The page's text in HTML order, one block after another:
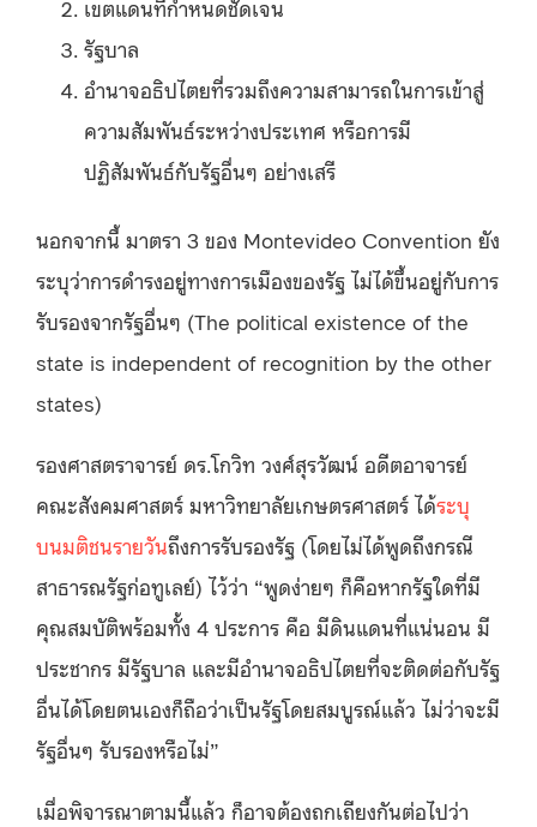
เขตแดนที่กำหนดชัดเจน
รัฐบาล
อำนาจอธิปไตยที่รวมถึงความสามารถในการเข้าสู่
ความสัมพันธ์ระหว่างประเทศ หรือการมี
ปฏิสัมพันธ์กับรัฐอื่นๆ อย่างเสรี
นอกจากนี้ มาตรา 3 ของ Montevideo Convention ยัง
ระบุว่าการดำรงอยู่ทางการเมืองของรัฐ ไม่ได้ขึ้นอยู่กับการ
รับรองจากรัฐอื่นๆ (The political existence of the
state is independent of recognition by the other
states)
รองศาสตราจารย์ ดร.โกวิท วงศ์สุรวัฒน์ อดีตอาจารย์
คณะสังคมศาสตร์ มหาวิทยาลัยเกษตรศาสตร์ ได้ระบุ
บนมติชนรายวันถึงการรับรองรัฐ (โดยไม่ได้พูดถึงกรณี
สาธารณรัฐก่อทูเลย์) ไว้ว่า “พูดง่ายๆ ก็คือหากรัฐใดที่มี
คุณสมบัติพร้อมทั้ง 4 ประการ คือ มีดินแดนที่แน่นอน มี
ประชากร มีรัฐบาล และมีอำนาจอธิปไตยที่จะติดต่อกับรัฐ
อื่นได้โดยตนเองก็ถือว่าเป็นรัฐโดยสมบูรณ์แล้ว ไม่ว่าจะมี
รัฐอื่นๆ รับรองหรือไม่”
เมื่อพิจารณาตามนี้แล้ว ก็อาจต้องถกเถียงกันต่อไปว่า